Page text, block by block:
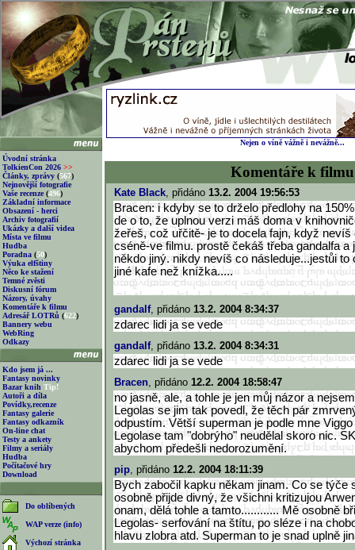
Úvodní stránka
TolkienCon 2026 >>
Články, zprávy (567)
Nejnovější fotografie
Vaše recenze (496)
Základní informace
Obsazení - herci
Archiv fotografií
Ukázky a další videa
Místa ve filmu
Hudba
Poradna (50)
Výuka elfštiny
Něco ke stažení
Temné zvěsti
Diskusní fórum
Názory, úvahy
Komentáře k filmu
Adresář LOTRů (622)
Bannery webu
WebRing
Odkazy
Kdo jsem já ...
Fantasy novinky
Bazar knih Tip!
Autoři a díla
Povídky,recenze
Fantasy galerie
Fantasy odkazník
On-line chat
Testy a ankety
Filmy a seriály
Hudba
Počítačové hry
Download
Do oblíbených
WAP verze (info)
Výchozí stránka
Nejen o víně vážně i nevážně...
Komentáře k filmu
Kate Black, přidáno 13.2. 2004 19:56:53
Bracen: i kdyby se to drželo předlohy na
de o to, že uplnou verzi máš doma v
žeřeš, což uřčitě- je to docela fajn, když nevíš
cséně-ve filmu. prostě čekáš třeba gandalfa a
někdo jiný. nikdy nevíš co následuje...jestůi to
jiné kafe než knížka.....
gandalf, přidáno 13.2. 2004 8:34:37
zdarec lidi ja se vede
gandalf, přidáno 13.2. 2004 8:34:31
zdarec lidi ja se vede
Bracen, přidáno 12.2. 2004 18:58:47
no jasně, ale, a tohle je jen můj názor a
Legolas se jim tak povedl, že těch pár
odpustím. Větší superman je podle mne
Legolase tam "dobrýho" neudělal skoro nic.
abychom předešli nedorozumění.
pip, přidáno 12.2. 2004 18:11:39
Bych zabočil kapku někam jinam. Co se týče
osobně přijde divný, že všichni kritizujou
onam, dělá tohle a tamto............ Mě osobně
Legolas- serfování na štítu, po sléze i na
hlavu zlobra atd. Superman to je snad uplně